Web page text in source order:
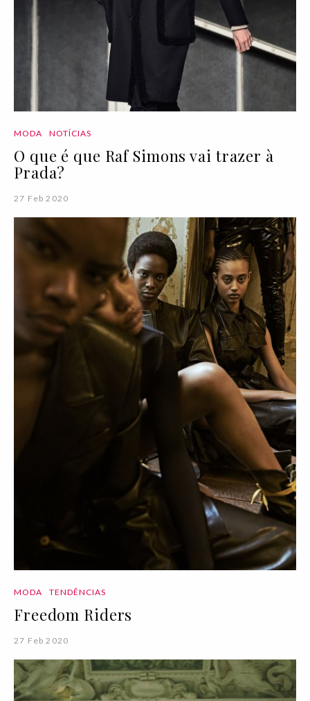
MODA NOTÍCIAS
O que é que Raf Simons vai trazer à
Prada?
27 Feb 2020
MODA TENDÊNCIAS
Freedom Riders
27 Feb 2020